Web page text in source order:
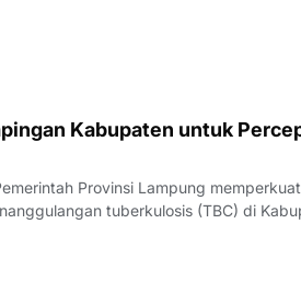
Kabupaten untuk
Provinsi Lampung memperkuat
tuberkulosis (TBC) di
Koordinasi Tim Percepatan